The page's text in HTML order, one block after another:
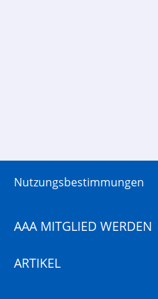
Nutzungsbestimmungen
AAA MITGLIED WERDEN
ARTIKEL